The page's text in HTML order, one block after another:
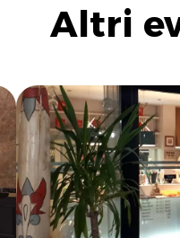
Altri